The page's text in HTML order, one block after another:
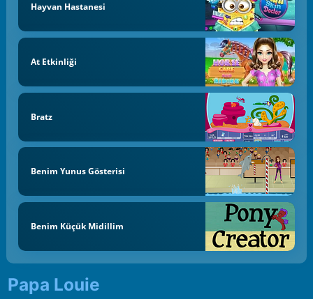
Hayvan Hastanesi
At Etkinliği
Bratz
Benim Yunus Gösterisi
Benim Küçük Midillim
Papa Louie